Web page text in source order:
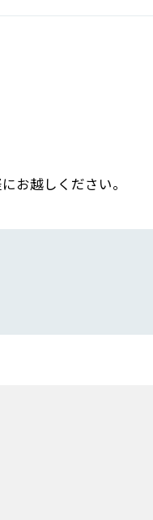
お越しください。